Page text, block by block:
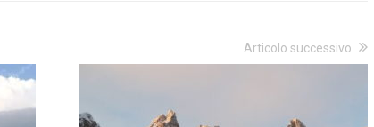
Articolo successivo